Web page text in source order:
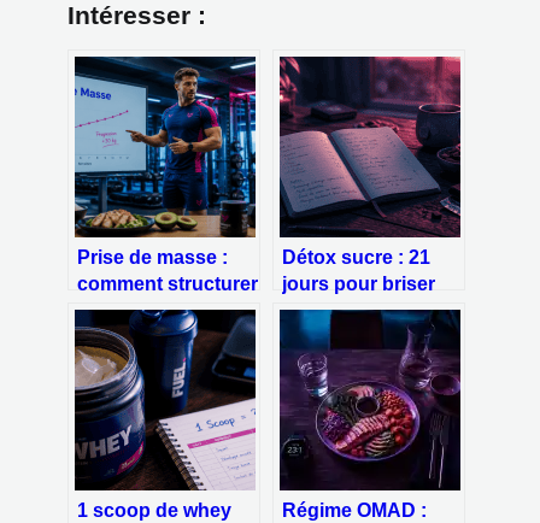
Intéresser :
Prise de masse :
comment structurer
son surplus
calorique et ses
macronutriments
pour gagner du
muscle
Détox sucre : 21
jours pour briser
l’addiction et
stabiliser
durablement votre
glycémie
1 scoop de whey
Régime OMAD :